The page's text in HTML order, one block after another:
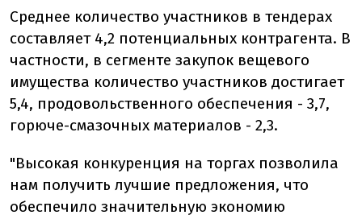
Среднее количество участников в тендерах
составляет 4,2 потенциальных контрагента. В
частности, в сегменте закупок вещевого
имущества количество участников достигает
5,4, продовольственного обеспечения - 3,7,
горюче-смазочных материалов - 2,3.
"Высокая конкуренция на торгах позволила
нам получить лучшие предложения, что
обеспечило значительную экономию